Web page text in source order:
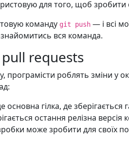
для того, щоб зробити
команду git push — і всі
вся команда.
pull requests
роблять зміни у
основна гілка, де зберігається
остання релізна версія
може зробити для своїх